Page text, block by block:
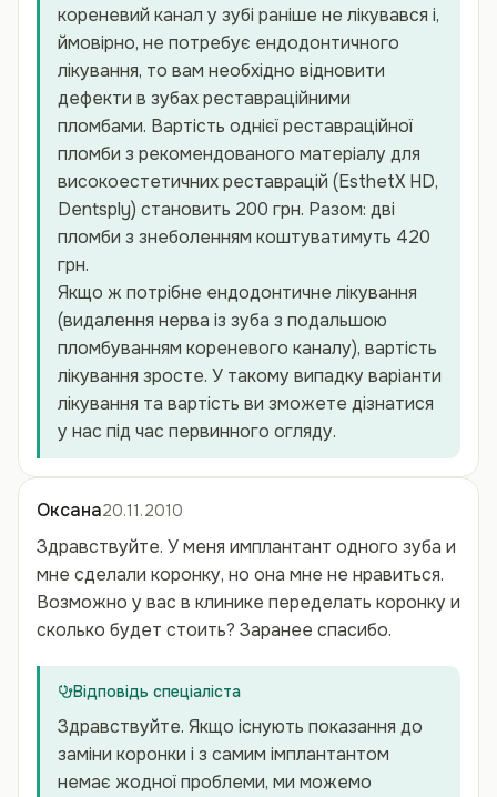
кореневий канал у зубі раніше не лікувався і,
ймовірно, не потребує ендодонтичного
лікування, то вам необхідно відновити
дефекти в зубах реставраційними
пломбами. Вартість однієї реставраційної
пломби з рекомендованого матеріалу для
високоестетичних реставрацій (EsthetX HD,
Dentsply) становить 200 грн. Разом: дві
пломби з знеболенням коштуватимуть 420
грн.
Якщо ж потрібне ендодонтичне лікування
(видалення нерва із зуба з подальшою
пломбуванням кореневого каналу), вартість
лікування зросте. У такому випадку варіанти
лікування та вартість ви зможете дізнатися
у нас під час первинного огляду.
Оксана20.11.2010
Здравствуйте. У меня имплантант одного зуба и
мне сделали коронку, но она мне не нравиться.
Возможно у вас в клинике переделать коронку и
сколько будет стоить? Заранее спасибо.
Відповідь спеціаліста
Здравствуйте. Якщо існують показання до
заміни коронки і з самим імплантантом
немає жодної проблеми, ми можемо